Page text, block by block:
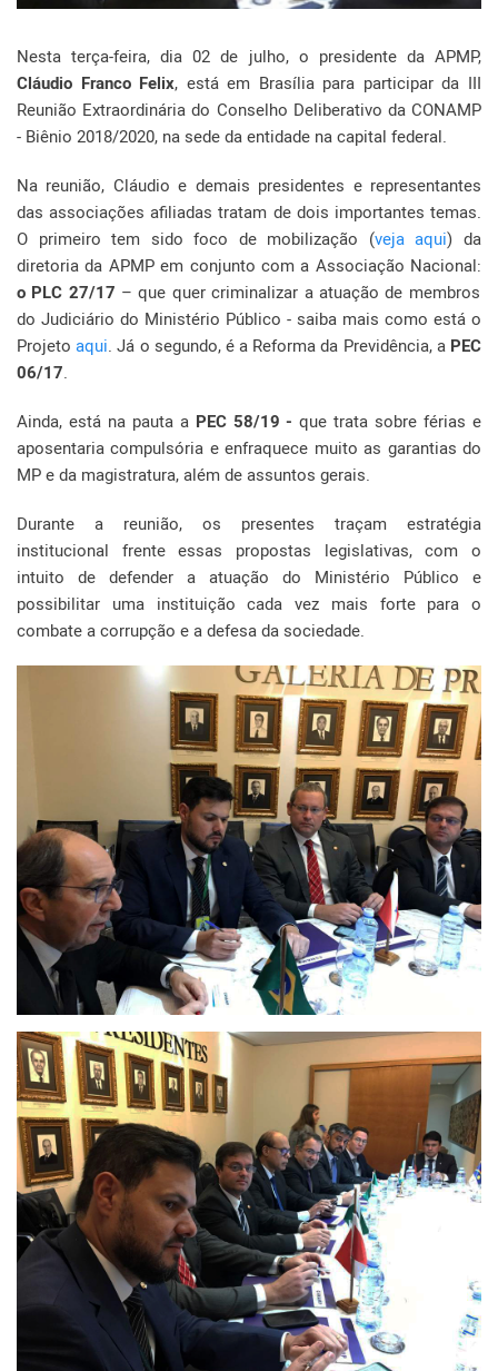
Nesta terça-feira, dia 02 de julho, o presidente da APMP,
Cláudio Franco Felix, está em Brasília para participar da III
Reunião Extraordinária do Conselho Deliberativo da CONAMP
- Biênio 2018/2020, na sede da entidade na capital federal.
Na reunião, Cláudio e demais presidentes e representantes
das associações afiliadas tratam de dois importantes temas.
O primeiro tem sido foco de mobilização (veja aqui) da
diretoria da APMP em conjunto com a Associação Nacional:
o PLC 27/17 – que quer criminalizar a atuação de membros
do Judiciário do Ministério Público - saiba mais como está o
Projetoaqui. Já o segundo, é a Reforma da Previdência, a PEC
06/17.
Ainda, está na pauta a PEC 58/19 - que trata sobre férias e
aposentaria compulsória e enfraquece muito as garantias do
MP e da magistratura, além de assuntos gerais.
Durante a reunião, os presentes traçam estratégia
institucional frente essas propostas legislativas, com o
intuito de defender a atuação do Ministério Público e
possibilitar uma instituição cada vez mais forte para o
combate a corrupção e a defesa da sociedade.